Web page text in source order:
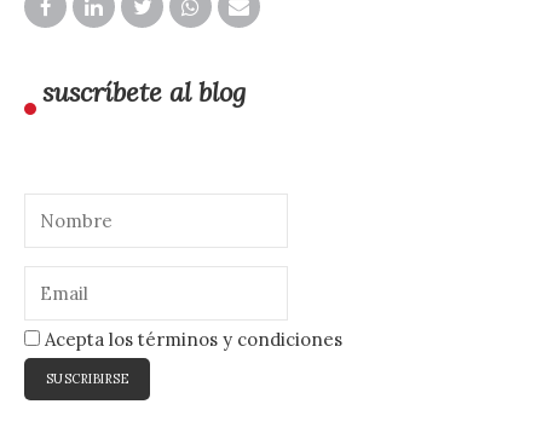
suscríbete al blog
Acepta los términos y condiciones